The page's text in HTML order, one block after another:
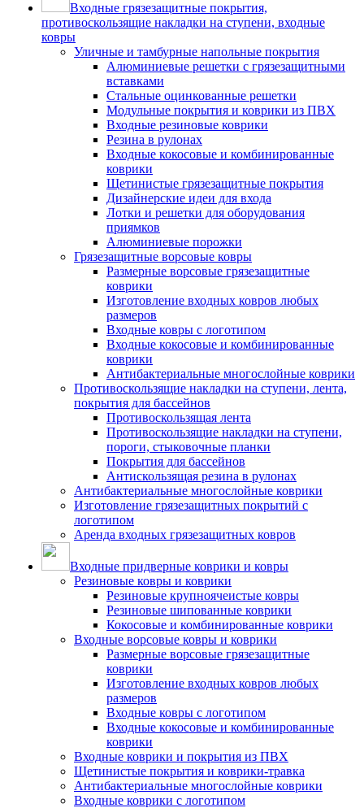
Входные грязезащитные покрытия,
противоскользящие накладки на ступени, входные
ковры
Уличные и тамбурные напольные покрытия
Алюминиевые решетки с грязезащитными
вставками
Стальные оцинкованные решетки
Модульные покрытия и коврики из ПВХ
Входные резиновые коврики
Резина в рулонах
Входные кокосовые и комбинированные
коврики
Щетинистые грязезащитные покрытия
Дизайнерские идеи для входа
Лотки и решетки для оборудования
приямков
Алюминиевые порожки
Грязезащитные ворсовые ковры
Размерные ворсовые грязезащитные
коврики
Изготовление входных ковров любых
размеров
Входные ковры с логотипом
Входные кокосовые и комбинированные
коврики
Антибактериальные многослойные коврики
Противоскользящие накладки на ступени, лента,
покрытия для бассейнов
Противоскользящая лента
Противоскользящие накладки на ступени,
пороги, стыковочные планки
Покрытия для бассейнов
Антискользящая резина в рулонах
Антибактериальные многослойные коврики
Изготовление грязезащитных покрытий с
логотипом
Аренда входных грязезащитных ковров
Входные придверные коврики и ковры
Резиновые ковры и коврики
Резиновые крупноячеистые ковры
Резиновые шипованные коврики
Кокосовые и комбинированные коврики
Входные ворсовые ковры и коврики
Размерные ворсовые грязезащитные
коврики
Изготовление входных ковров любых
размеров
Входные ковры с логотипом
Входные кокосовые и комбинированные
коврики
Входные коврики и покрытия из ПВХ
Щетинистые покрытия и коврики-травка
Антибактериальные многослойные коврики
Входные коврики с логотипом